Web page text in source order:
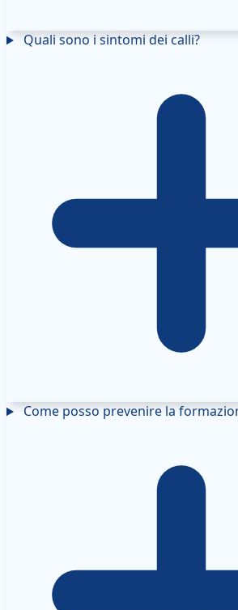
Quali sono i sintomi dei calli?
Come posso prevenire la